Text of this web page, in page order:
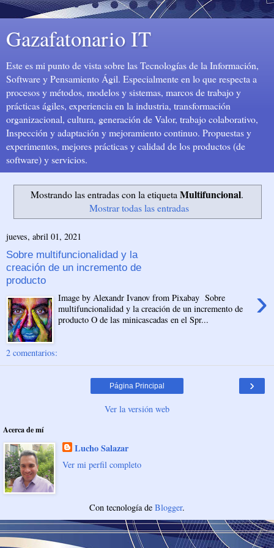
Gazafatonario IT
Este es mi punto de vista sobre las Tecnologías de la Información,
Software y Pensamiento Ágil. Especialmente en lo que respecta a
procesos y métodos, modelos y sistemas, marcos de trabajo y
prácticas ágiles, experiencia en la industria, transformación
organizacional, cultura, generación de Valor, trabajo colaborativo,
Inspección y adaptación y mejoramiento continuo. Propuestas y
experimentos, mejores prácticas y calidad de los productos (de
software) y servicios.
Mostrando las entradas con la etiqueta Multifuncional.
Mostrar todas las entradas
jueves, abril 01, 2021
Sobre multifuncionalidad y la
creación de un incremento de
producto
›
Image by Alexandr Ivanov from Pixabay Sobre
multifuncionalidad y la creación de un incremento de
producto O de las minicascadas en el Spr...
2 comentarios:
›
Página Principal
Ver la versión web
Acerca de mí
Lucho Salazar
Ver mi perfil completo
Con tecnología de Blogger.